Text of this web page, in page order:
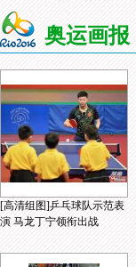
奥运画报
[高清组图]乒乓球队示范表
演 马龙丁宁领衔出战